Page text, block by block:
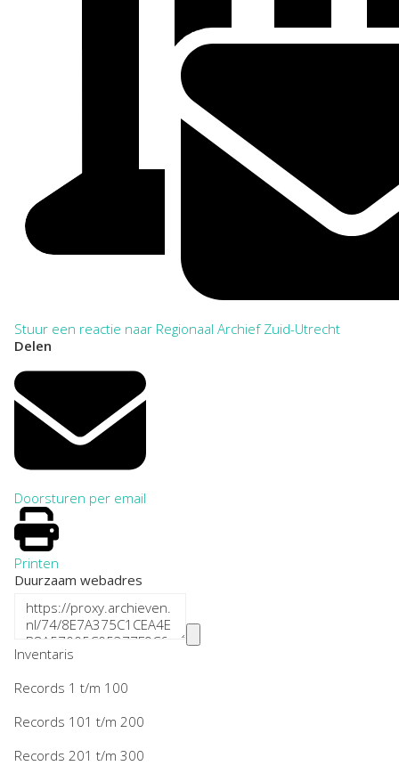
Stuur een reactie naar Regionaal Archief Zuid-Utrecht
Delen
Doorsturen per email
Printen
Duurzaam webadres
Inventaris
Records 1 t/m 100
Records 101 t/m 200
Records 201 t/m 300